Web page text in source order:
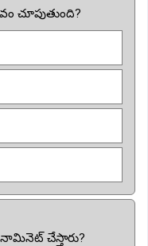
చూపుతుంది?
నామినెట్ చేస్తారు?